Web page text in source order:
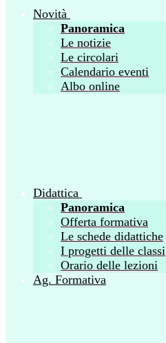
Novità
Panoramica
Le notizie
Le circolari
Calendario eventi
Albo online
Didattica
Panoramica
Offerta formativa
Le schede didattiche
I progetti delle classi
Orario delle lezioni
Ag. Formativa